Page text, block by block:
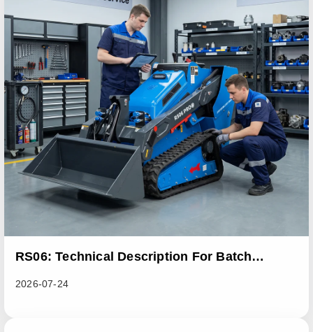
RS06: Technical Description For Batch
2026-07-24